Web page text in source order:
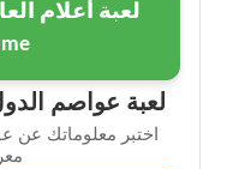
لعبة عواصم
اختبر معلوماتك عن